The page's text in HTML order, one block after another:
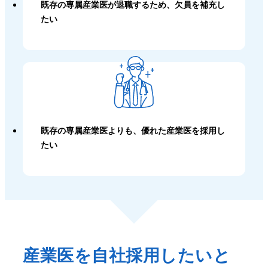
既存の専属産業医が退職するため、欠員を補充し
たい
既存の専属産業医よりも、優れた産業医を採用し
たい
産業医を自社採用したいと